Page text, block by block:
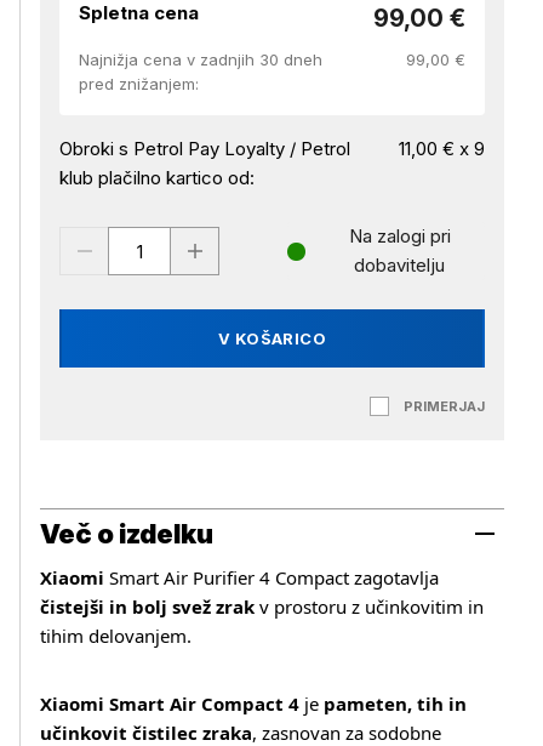
Spletna cena 99,00 €
Najnižja cena v zadnjih 30 dneh
pred znižanjem:
99,00 €
Obroki s Petrol Pay Loyalty / Petrol
klub plačilno kartico od:
11,00 € x 9
V KOŠARICO
Na zalogi pri
dobavitelju
PRIMERJAJ
Več o izdelku
Xiaomi Smart Air Purifier 4 Compact zagotavlja
čistejši in bolj svež zrak v prostoru z učinkovitim in
tihim delovanjem.
Xiaomi Smart Air Compact 4 je pameten, tih in
učinkovit čistilec zraka, zasnovan za sodobne